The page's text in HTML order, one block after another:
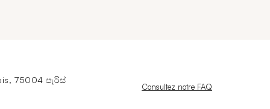
75004 පැරිස්
Nouvelle fenêtre
Consultez notre FAQ